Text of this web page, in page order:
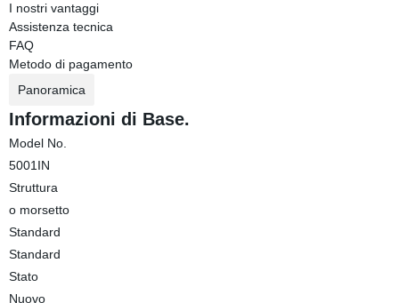
I nostri vantaggi
Assistenza tecnica
FAQ
Metodo di pagamento
Panoramica
Informazioni di Base.
Model No.
5001IN
Struttura
o morsetto
Standard
Standard
Stato
Nuovo